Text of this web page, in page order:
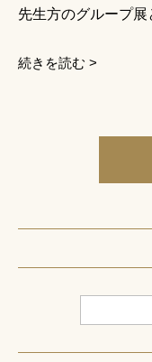
先生方のグループ
続きを読む >